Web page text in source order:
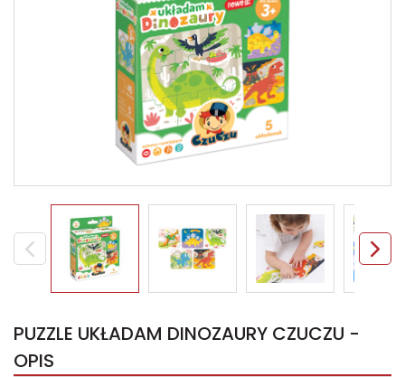
PUZZLE UKŁADAM DINOZAURY CZUCZU -
OPIS